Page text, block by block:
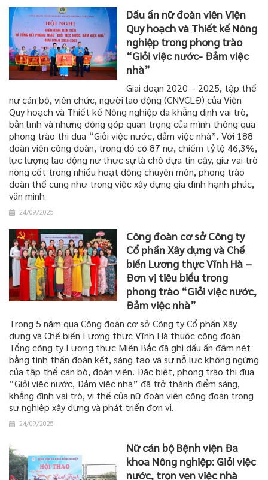
Dấu ấn nữ đoàn viên Viện
Quy hoạch và Thiết kế Nông
nghiệp trong phong trào
“Giỏi việc nước- Đảm việc
nhà”
Giai đoạn 2020 – 2025, tập thể
nữ cán bộ, viên chức, người lao động (CNVCLĐ) của Viện
Quy hoạch và Thiết kế Nông nghiệp đã khẳng định vai trò,
bản lĩnh và những đóng góp quan trọng của mình thông qua
phong trào thi đua “Giỏi việc nước, đảm việc nhà”. Với 188
đoàn viên công đoàn, trong đó có 87 nữ, chiếm tỷ lệ 46,3%,
lực lượng lao động nữ thực sự là chỗ dựa tin cậy, giữ vai trò
nòng cốt trong nhiều hoạt động chuyên môn, phong trào
đoàn thể cũng như trong việc xây dựng gia đình hạnh phúc,
văn minh
24/09/2025
Công đoàn cơ sở Công ty
Cổ phần Xây dựng và Chế
biến Lương thực Vĩnh Hà –
Đơn vị tiêu biểu trong
phong trào “Giỏi việc nước,
Đảm việc nhà”
Trong 5 năm qua Công đoàn cơ sở Công ty Cổ phần Xây
dựng và Chế biến Lương thực Vĩnh Hà thuộc công đoàn
Tổng công ty Lương thực Miền Bắc đã ghi dấu ấn đậm nét
bằng tinh thần đoàn kết, sáng tạo và sự nỗ lực không ngừng
của tập thể cán bộ, đoàn viên. Đặc biệt, phong trào thi đua
“Giỏi việc nước, Đảm việc nhà” đã trở thành điểm sáng,
khẳng định vai trò, vị thế của nữ đoàn viên công đoàn trong
sự nghiệp xây dựng và phát triển đơn vị.
24/09/2025
Nữ cán bộ Bệnh viện Đa
khoa Nông nghiệp: Giỏi việc
nước, trọn vẹn việc nhà